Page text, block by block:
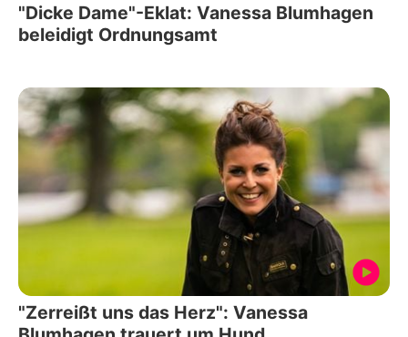
"Dicke Dame"-Eklat: Vanessa Blumhagen
beleidigt Ordnungsamt
"Zerreißt uns das Herz": Vanessa